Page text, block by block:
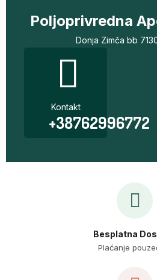
Poljoprivredna
Donja Zimča bb
Kontakt
+38762996772
Besplatna
Plaćanje